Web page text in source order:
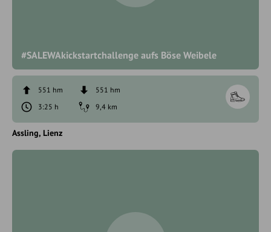
#SALEWAkickstartchallenge aufs Böse Weibele
551 hm
551 hm
3:25 h
9,4 km
Assling Lienz